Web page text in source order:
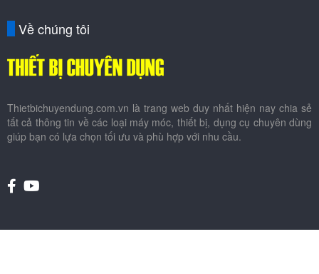
Về chúng tôi
Thietbichuyendung.com.vn là trang web duy nhất hiện nay chia sẻ
tất cả thông tin về các loại máy móc, thiết bị, dụng cụ chuyên dùng
giúp bạn có lựa chọn tối ưu và phù hợp với nhu cầu.